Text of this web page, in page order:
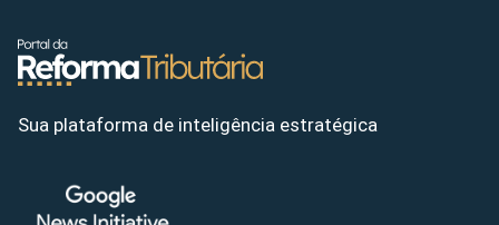
Sua plataforma de inteligência estratégica